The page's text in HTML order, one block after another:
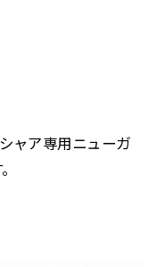
ャア専用ニューガ